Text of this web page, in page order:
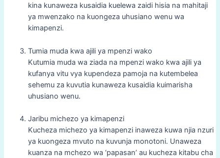
kina kunaweza kusaidia kuelewa zaidi hisia na mahitaji
ya mwenzako na kuongeza uhusiano wenu wa
kimapenzi.
Tumia muda kwa ajili ya mpenzi wako
Kutumia muda wa ziada na mpenzi wako kwa ajili ya
kufanya vitu vya kupendeza pamoja na kutembelea
sehemu za kuvutia kunaweza kusaidia kuimarisha
uhusiano wenu.
Jaribu michezo ya kimapenzi
Kucheza michezo ya kimapenzi inaweza kuwa njia nzuri
ya kuongeza mvuto na kuvunja monotoni. Unaweza
kuanza na mchezo wa ‘papasan’ au kucheza kitabu cha